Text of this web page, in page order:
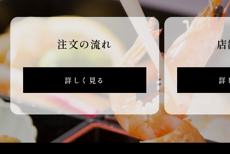
注文の流れ
詳しく見る 詳